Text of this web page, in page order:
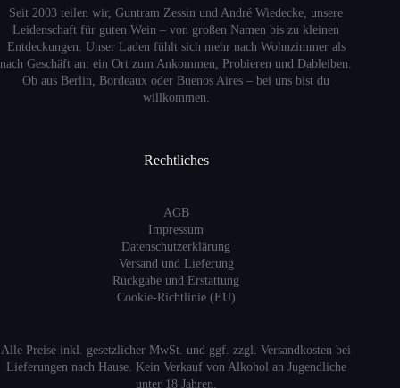
Seit 2003 teilen wir, Guntram Zessin und André Wiedecke, unsere
Leidenschaft für guten Wein – von großen Namen bis zu kleinen
Entdeckungen. Unser Laden fühlt sich mehr nach Wohnzimmer als
nach Geschäft an: ein Ort zum Ankommen, Probieren und Dableiben.
Ob aus Berlin, Bordeaux oder Buenos Aires – bei uns bist du
willkommen.
Rechtliches
AGB
Impressum
Datenschutzerklärung
Versand und Lieferung
Rückgabe und Erstattung
Cookie-Richtlinie (EU)
Alle Preise inkl. gesetzlicher MwSt. und ggf. zzgl. Versandkosten bei
Lieferungen nach Hause. Kein Verkauf von Alkohol an Jugendliche
unter 18 Jahren.